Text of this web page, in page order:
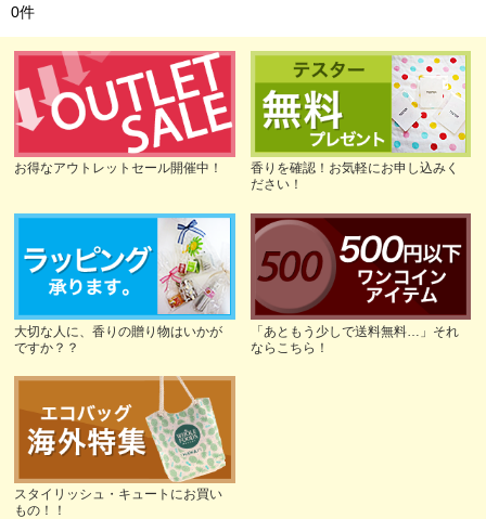
0件
お得なアウトレットセール開催中！
香りを確認！お気軽にお申し込みく
ださい！
大切な人に、香りの贈り物はいかが
ですか？？
「あともう少しで送料無料…」それ
ならこちら！
スタイリッシュ・キュートにお買い
もの！！